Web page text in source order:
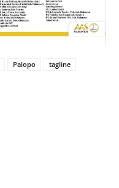
Palopo tagline